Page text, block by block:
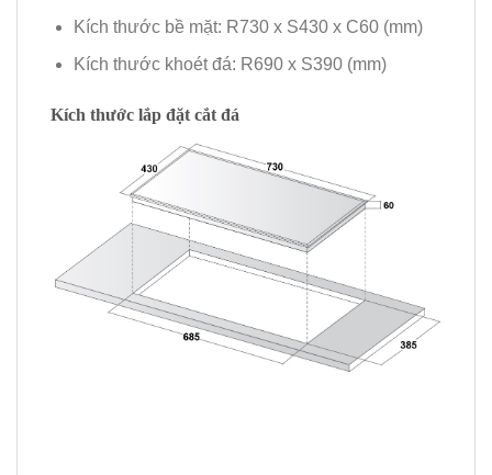
Kích thước bề mặt: R730 x S430 x C60 (mm)
Kích thước khoét đá: R690 x S390 (mm)
Kích thước lắp đặt cắt đá